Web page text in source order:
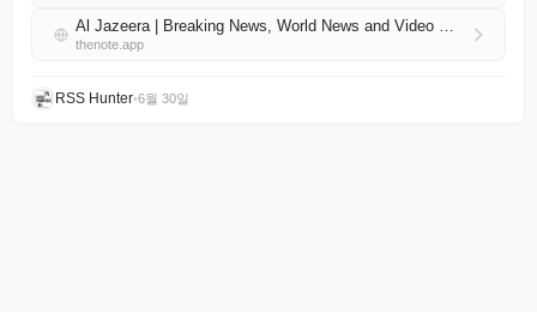
Al Jazeera | Breaking News, World News and Video 한국어 RSS
thenote.app
RSS Hunter•6월 30일